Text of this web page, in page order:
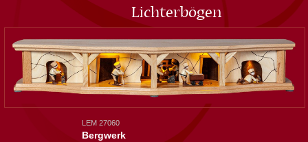
Lichterbögen
LEM 27060
Bergwerk